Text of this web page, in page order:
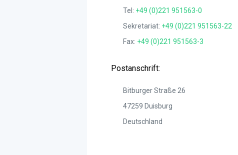
Tel: +49 (0)221 951563-0
Sekretariat: +49 (0)221 951563-22
Fax: +49 (0)221 951563-3
Postanschrift:
Bitburger Straße 26
47259 Duisburg
Deutschland